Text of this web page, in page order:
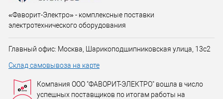
«Фаворит-Электро» - комплексные поставки
электротехнического оборудования
Главный офис: Москва, Шарикоподшипниковская улица, 13с2
Склад самовывоза на карте
Компания ООО "ФАВОРИТ-ЭЛЕКТРО" вошла в число
успешных поставщиков по итогам работы на